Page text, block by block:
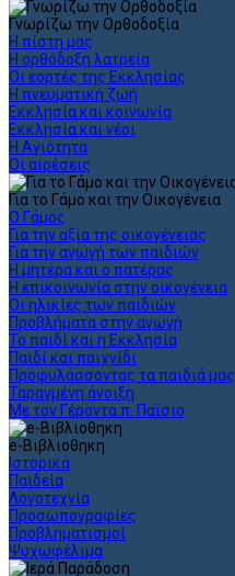
Γνωρίζω την Ορθοδοξία
Η πίστη μας
Η ορθόδοξη λατρεία
Οι εορτές της Εκκλησίας
Η πνευματική ζωή
Εκκλησία και κοινωνία
Εκκλησία και νέοι
Η Αγιότητα
Οι αιρέσεις
Για το Γάμο και την Οικογένεια
Ο Γάμος
Για την αξία της οικογένειας
Για την αγωγή των παιδιών
Η μητέρα και ο πατέρας
Η επικοινωνία στην οικογένεια
Οι ηλικίες των παιδιών
Προβλήματα στην αγωγή
Το παιδί και η Εκκλησία
Παιδί και παιχνίδι
Προφυλάσσοντας τα παιδιά μας
Ταραγμένη άνοιξη
Με τον Γέροντα π. Παϊσιο
e-Βιβλιοθηκη
Ιστορικά
Παιδεία
Λογοτεχνία
Προσωπογραφίες
Προβληματισμοί
Ψυχωφέλιμα